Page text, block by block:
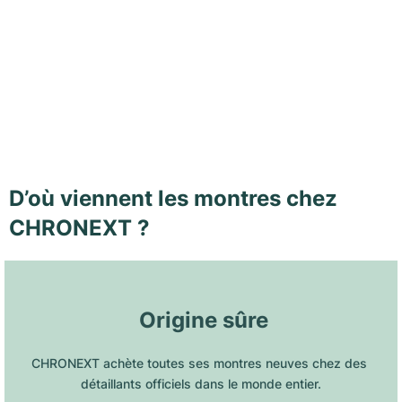
D’où viennent les montres chez
CHRONEXT ?
Origine sûre
CHRONEXT achète toutes ses montres neuves chez des
détaillants officiels dans le monde entier.